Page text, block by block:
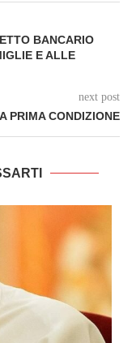
BANCARIO
E ALLE
next post
PRIMA CONDIZIONE